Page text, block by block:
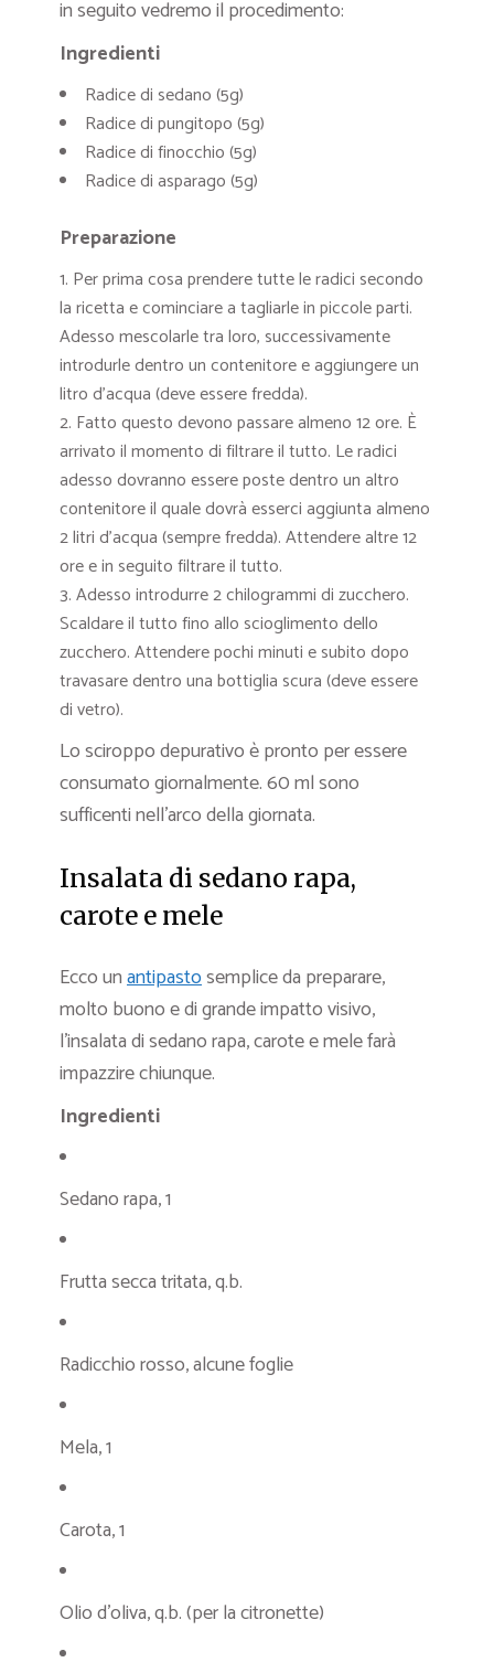
in seguito vedremo il procedimento:
Ingredienti
Radice di sedano (5g)
Radice di pungitopo (5g)
Radice di finocchio (5g)
Radice di asparago (5g)
Preparazione
Per prima cosa prendere tutte le radici secondo
la ricetta e cominciare a tagliarle in piccole parti.
Adesso mescolarle tra loro, successivamente
introdurle dentro un contenitore e aggiungere un
litro d’acqua (deve essere fredda).
Fatto questo devono passare almeno 12 ore. È
arrivato il momento di filtrare il tutto. Le radici
adesso dovranno essere poste dentro un altro
contenitore il quale dovrà esserci aggiunta almeno
2 litri d’acqua (sempre fredda). Attendere altre 12
ore e in seguito filtrare il tutto.
Adesso introdurre 2 chilogrammi di zucchero.
Scaldare il tutto fino allo scioglimento dello
zucchero. Attendere pochi minuti e subito dopo
travasare dentro una bottiglia scura (deve essere
di vetro).
Lo sciroppo depurativo è pronto per essere
consumato giornalmente. 60 ml sono
sufficenti nell’arco della giornata.
Insalata di sedano rapa,
carote e mele
Ecco unantipastosemplice da preparare,
molto buono e di grande impatto visivo,
l’insalata di sedano rapa, carote e mele farà
impazzire chiunque.
Ingredienti
Sedano rapa, 1
Frutta secca tritata, q.b.
Radicchio rosso, alcune foglie
Mela, 1
Carota, 1
Olio d’oliva, q.b. (per la citronette)